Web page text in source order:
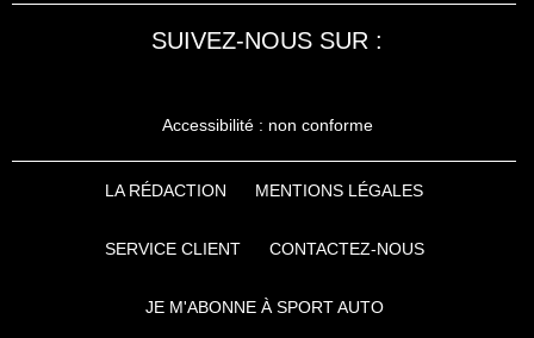
SUIVEZ-NOUS SUR :
Accessibilité : non conforme
LA RÉDACTION MENTIONS LÉGALES
SERVICE CLIENT CONTACTEZ-NOUS
JE M'ABONNE À SPORT AUTO